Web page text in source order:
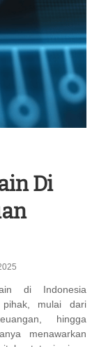
Di
di Indonesia
mulai dari
hingga
menawarkan